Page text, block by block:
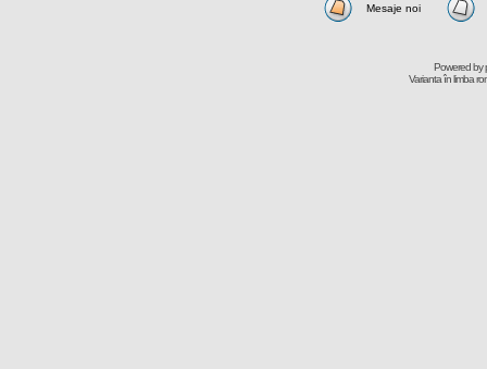
Mesaje noi
Powered by
Varianta în limba